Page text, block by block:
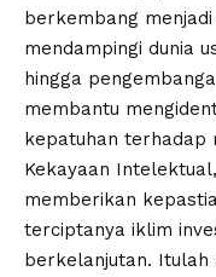
berkembang
mendampingi dunia
hingga
membantu
kepatuhan terhadap
Kekayaan
memberikan
terciptanya iklim
berkelanjutan. Itulah